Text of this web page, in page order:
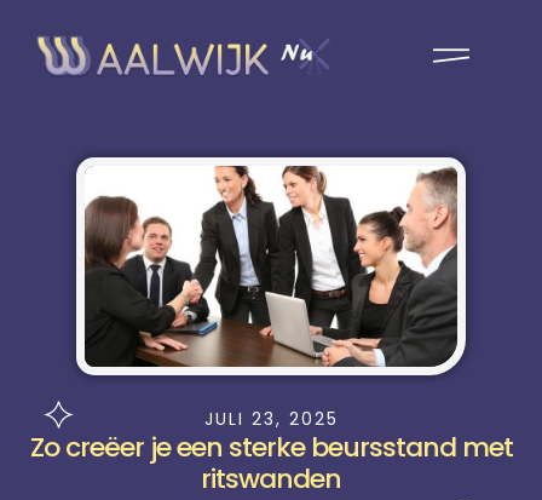
JULI 23, 2025
Zo creëer je een sterke beursstand met
ritswanden